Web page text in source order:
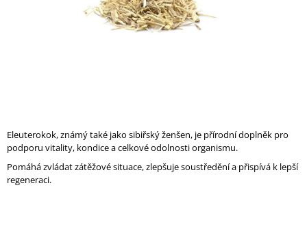
Eleuterokok, známý také jako sibiřský ženšen, je přírodní doplněk pro
podporu vitality, kondice a celkové odolnosti organismu.
Pomáhá zvládat zátěžové situace, zlepšuje soustředění a přispívá k lepší
regeneraci.